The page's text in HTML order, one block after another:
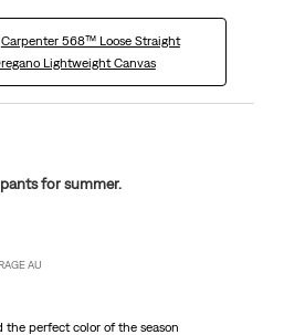
Carpenter 568™ Loose Straight
Lightweight Canvas
for summer.
AU
the perfect color of the season